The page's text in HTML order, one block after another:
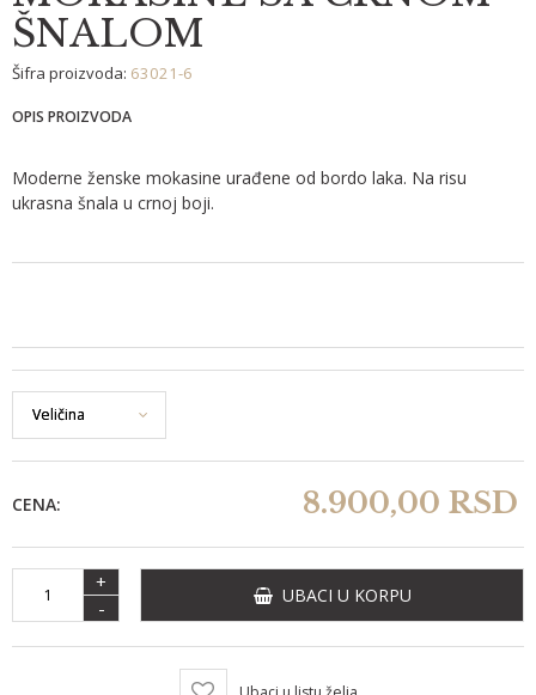
ŠNALOM
Šifra proizvoda: 63021-6
OPIS PROIZVODA
Moderne ženske mokasine urađene od bordo laka. Na risu
ukrasna šnala u crnoj boji.
CENA: 8.900,00 RSD
+
-
UBACI U KORPU